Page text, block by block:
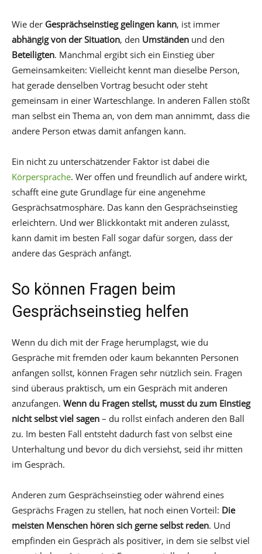
Wie der Gesprächseinstieg gelingen kann, ist immer
abhängig von der Situation, den Umständen und den
Beteiligten. Manchmal ergibt sich ein Einstieg über
Gemeinsamkeiten: Vielleicht kennt man dieselbe Person,
hat gerade denselben Vortrag besucht oder steht
gemeinsam in einer Warteschlange. In anderen Fällen stößt
man selbst ein Thema an, von dem man annimmt, dass die
andere Person etwas damit anfangen kann.
Ein nicht zu unterschätzender Faktor ist dabei die
Körpersprache. Wer offen und freundlich auf andere wirkt,
schafft eine gute Grundlage für eine angenehme
Gesprächsatmosphäre. Das kann den Gesprächseinstieg
erleichtern. Und wer Blickkontakt mit anderen zulässt,
kann damit im besten Fall sogar dafür sorgen, dass der
andere das Gespräch anfängt.
So können Fragen beim
Gesprächseinstieg helfen
Wenn du dich mit der Frage herumplagst, wie du
Gespräche mit fremden oder kaum bekannten Personen
anfangen sollst, können Fragen sehr nützlich sein. Fragen
sind überaus praktisch, um ein Gespräch mit anderen
anzufangen. Wenn du Fragen stellst, musst du zum Einstieg
nicht selbst viel sagen – du rollst einfach anderen den Ball
zu. Im besten Fall entsteht dadurch fast von selbst eine
Unterhaltung und bevor du dich versiehst, seid ihr mitten
im Gespräch.
Anderen zum Gesprächseinstieg oder während eines
Gesprächs Fragen zu stellen, hat noch einen Vorteil: Die
meisten Menschen hören sich gerne selbst reden. Und
empfinden ein Gespräch als positiver, in dem sie selbst viel